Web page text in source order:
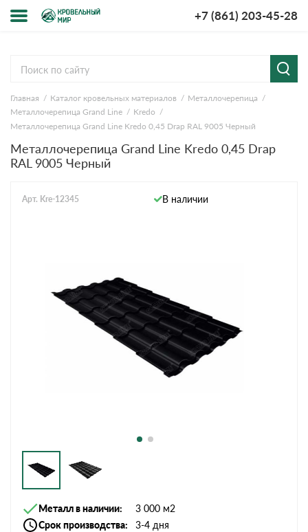
+7 (861) 203-45-28
компании
и оплата
Главная Каталог кровельных материалов
Металлочерепица
Металлочерепица Grand Line
Kredo
Металлочерепица Grand Line Kredo 0,45 Drap RAL 9005 Черный
Металлочерепица Grand Line Kredo 0,45 Drap
RAL 9005 Черный
Арт. Kre-12345 В наличии
Металл в наличии
3 000 м2
Срок производства
3-4 дня